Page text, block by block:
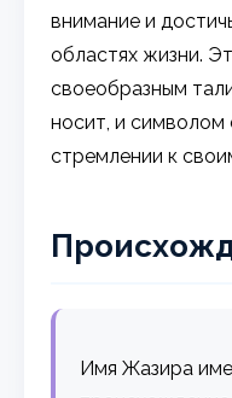
внимание и
областях жизни.
своеобразным
носит, и символом
стремлении к
Имя Жазира